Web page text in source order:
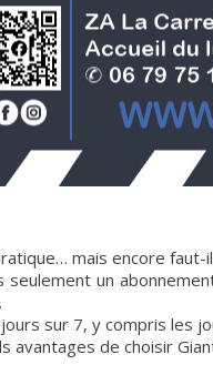
mais encore faut-
seulement un
sur 7, y compris
avantages de choisir